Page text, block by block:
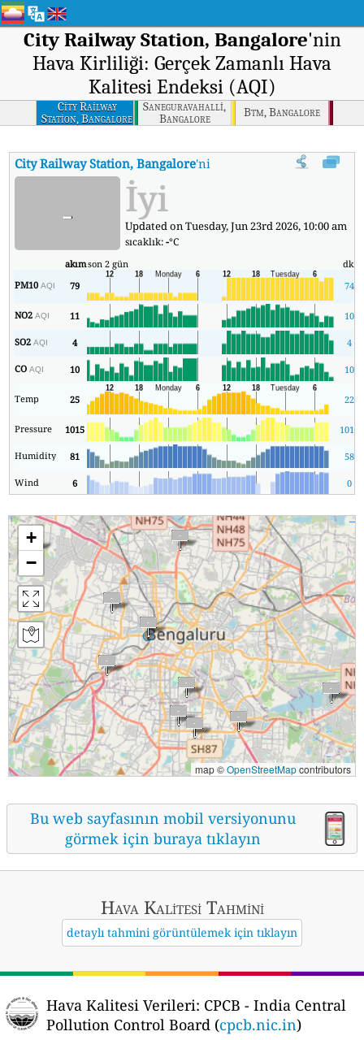
City Railway Station, Bangalore'nin
Hava Kirliliği: Gerçek Zamanlı Hava
Kalitesi Endeksi (AQI)
City Railway
Station, Bangalore
Saneguravahalli,
Bangalore
Btm, Bangalore
City Railway Station, Bangalore'nin AQI'si City Railway
- İyi
Updated on Tuesday, Jun 23rd 2026, 10:00 am
sıcaklık:-°C
akımson 2 gün dk.
PM10AQI 79 74
NO2AQI 11 10
SO2AQI 4 4
COAQI 10 10
Temp 25 22
Pressure 1015 1012
Humidity 81 58
Wind 6 0
+
−
map ©OpenStreetMapcontributors
Bu web sayfasının mobil versiyonunu
görmek için buraya tıklayın
Hava Kalitesi Tahmini
detaylı tahmini görüntülemek için tıklayın
Hava Kalitesi Verileri: CPCB - India Central
Pollution Control Board (cpcb.nic.in)